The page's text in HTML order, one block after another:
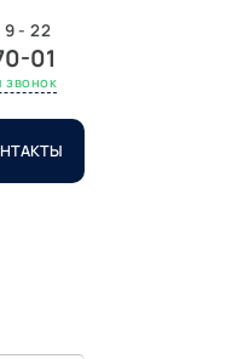
9 - 22
01
звонок